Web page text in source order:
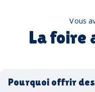
Vous
La foire
Pourquoi offrir